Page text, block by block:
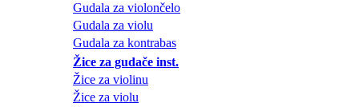
Gudala za violončelo
Gudala za violu
Gudala za kontrabas
Žice za gudače inst.
Žice za violinu
Žice za violu